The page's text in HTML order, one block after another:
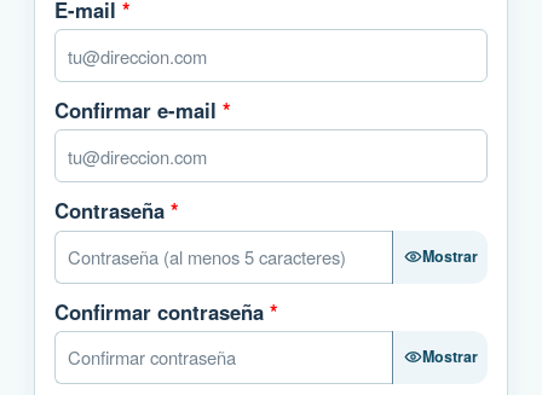
E-mail *
Confirmar e-mail *
Contraseña *
Mostrar
Confirmar contraseña *
Mostrar